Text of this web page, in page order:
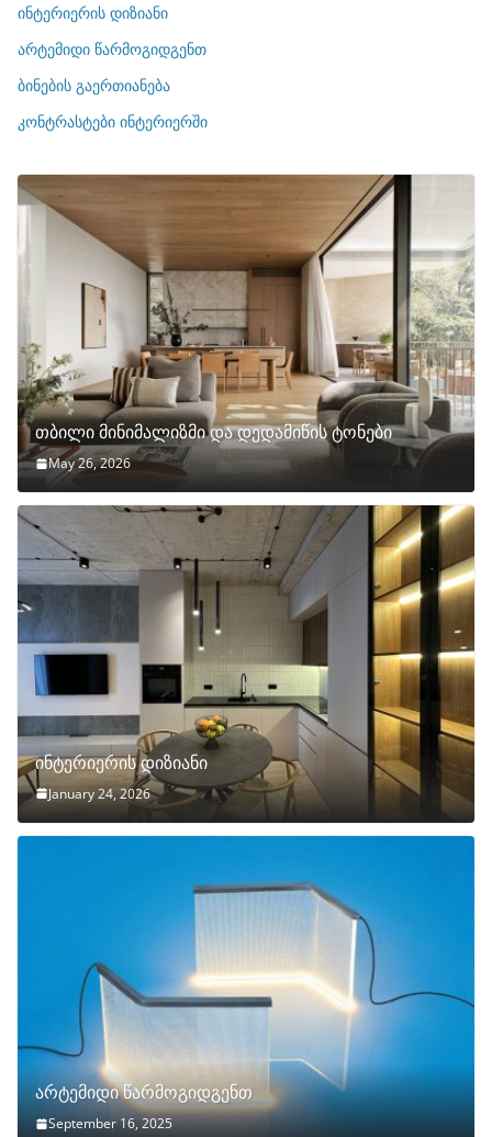
რ
ბ
ი
ინტერიერის დიზიანი
არტემიდი წარმოგიდგენთ
ბინების გაერთიანება
კონტრასტები ინტერიერში
თბილი მინიმალიზმი და დედამიწის ტონები
May 26, 2026
ინტერიერის დიზიანი
January 24, 2026
არტემიდი წარმოგიდგენთ
September 16, 2025